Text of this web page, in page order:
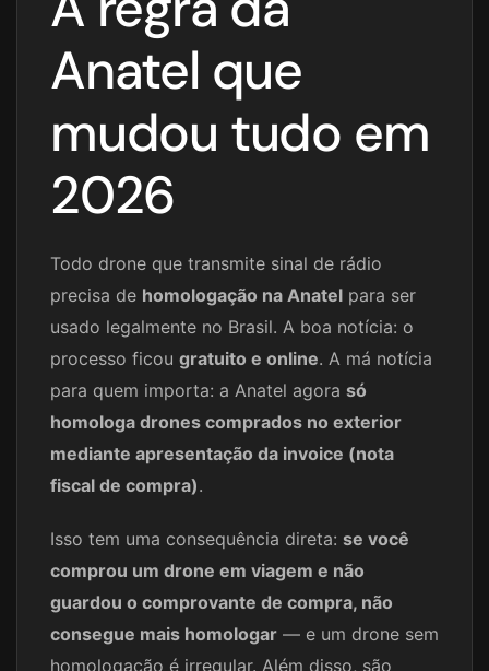
Anatel que
mudou tudo em
2026
Todo drone que transmite sinal de rádio
precisa de homologação na Anatel para ser
usado legalmente no Brasil. A boa notícia: o
processo ficou gratuito e online. A má notícia
para quem importa: a Anatel agora só
homologa drones comprados no exterior
mediante apresentação da invoice (nota
fiscal de compra).
Isso tem uma consequência direta: se você
comprou um drone em viagem e não
guardou o comprovante de compra, não
consegue mais homologar — e um drone sem
homologação é irregular. Além disso, são